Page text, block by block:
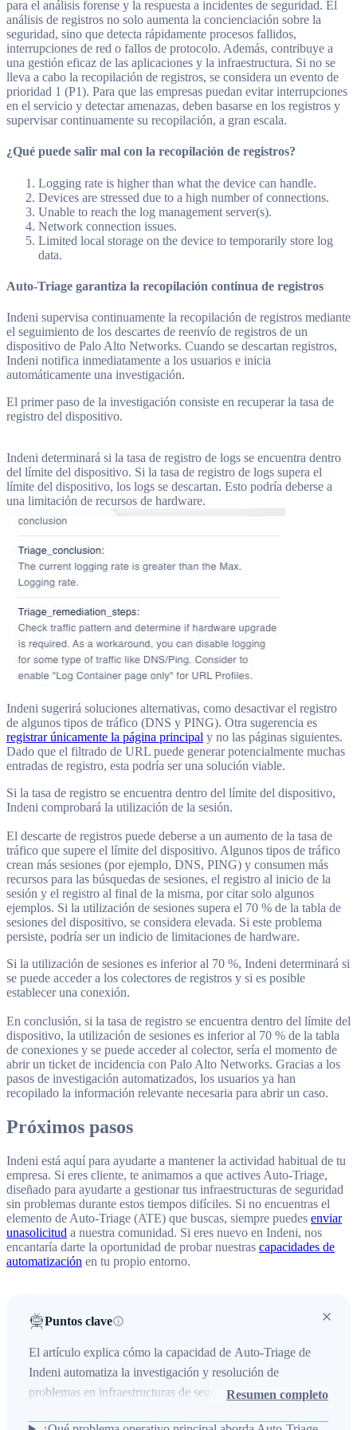
para el análisis forense y la respuesta a incidentes de seguridad. El
análisis de registros no solo aumenta la concienciación sobre la
seguridad, sino que detecta rápidamente procesos fallidos,
interrupciones de red o fallos de protocolo. Además, contribuye a
una gestión eficaz de las aplicaciones y la infraestructura. Si no se
lleva a cabo la recopilación de registros, se considera un evento de
prioridad 1 (P1). Para que las empresas puedan evitar interrupciones
en el servicio y detectar amenazas, deben basarse en los registros y
supervisar continuamente su recopilación, a gran escala.
¿Qué puede salir mal con la recopilación de registros?
Logging rate is higher than what the device can handle.
Devices are stressed due to a high number of connections.
Unable to reach the log management server(s).
Network connection issues.
Limited local storage on the device to temporarily store log
data.
Auto-Triage garantiza la recopilación continua de registros
Indeni supervisa continuamente la recopilación de registros mediante
el seguimiento de los descartes de reenvío de registros de un
dispositivo de Palo Alto Networks. Cuando se descartan registros,
Indeni notifica inmediatamente a los usuarios e inicia
automáticamente una investigación.
El primer paso de la investigación consiste en recuperar la tasa de
registro del dispositivo.
Indeni determinará si la tasa de registro de logs se encuentra dentro
del límite del dispositivo. Si la tasa de registro de logs supera el
límite del dispositivo, los logs se descartan. Esto podría deberse a
una limitación de recursos de hardware.
Indeni sugerirá soluciones alternativas, como desactivar el registro
de algunos tipos de tráfico (DNS y PING). Otra sugerencia es
registrar únicamente la página principal y no las páginas siguientes.
Dado que el filtrado de URL puede generar potencialmente muchas
entradas de registro, esta podría ser una solución viable.
Si la tasa de registro se encuentra dentro del límite del dispositivo,
Indeni comprobará la utilización de la sesión.
El descarte de registros puede deberse a un aumento de la tasa de
tráfico que supere el límite del dispositivo. Algunos tipos de tráfico
crean más sesiones (por ejemplo, DNS, PING) y consumen más
recursos para las búsquedas de sesiones, el registro al inicio de la
sesión y el registro al final de la misma, por citar solo algunos
ejemplos. Si la utilización de sesiones supera el 70 % de la tabla de
sesiones del dispositivo, se considera elevada. Si este problema
persiste, podría ser un indicio de limitaciones de hardware.
Si la utilización de sesiones es inferior al 70 %, Indeni determinará si
se puede acceder a los colectores de registros y si es posible
establecer una conexión.
En conclusión, si la tasa de registro se encuentra dentro del límite del
dispositivo, la utilización de sesiones es inferior al 70 % de la tabla
de conexiones y se puede acceder al colector, sería el momento de
abrir un ticket de incidencia con Palo Alto Networks. Gracias a los
pasos de investigación automatizados, los usuarios ya han
recopilado la información relevante necesaria para abrir un caso.
Próximos pasos
Indeni está aquí para ayudarte a mantener la actividad habitual de tu
empresa. Si eres cliente, te animamos a que actives Auto-Triage,
diseñado para ayudarte a gestionar tus infraestructuras de seguridad
sin problemas durante estos tiempos difíciles. Si no encuentras el
elemento de Auto-Triage (ATE) que buscas, siempre puedes enviar
unasolicitud a nuestra comunidad. Si eres nuevo en Indeni, nos
encantaría darte la oportunidad de probar nuestras capacidades de
automatización en tu propio entorno.
Puntos clave
El artículo explica cómo la capacidad de Auto-Triage de
Indeni automatiza la investigación y resolución de
problemas en infraestructuras de seguridad, reduciendo la
Resumen completo